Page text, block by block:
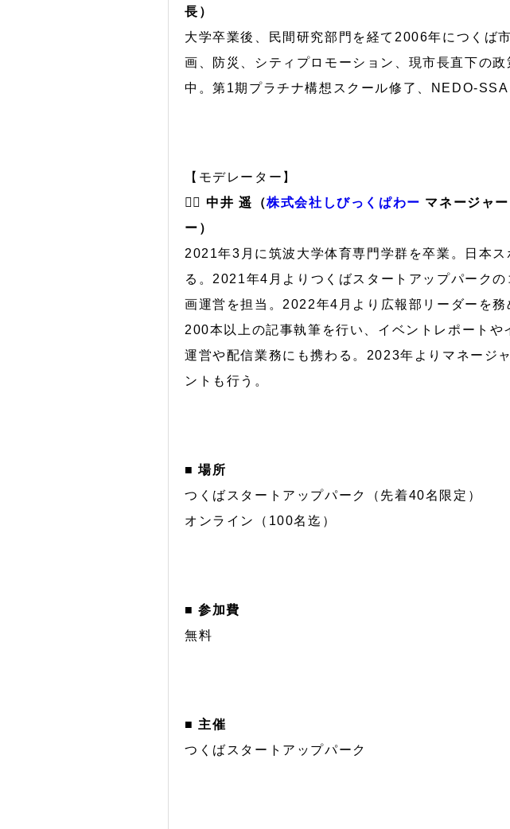
長）
大学卒業後、民間研究部門を経て2006年につくば
画、防災、シティプロモーション、現市長直下の
中。第1期プラチナ構想スクール修了、NEDO-
【モデレーター】
🙋‍♀️中井 遥（株式会社しびっくぱわー マネージャ
ー）
2021年3月に筑波大学体育専門学群を卒業。日本
る。2021年4月よりつくばスタートアップパーク
画運営を担当。2022年4月より広報部リーダーを
200本以上の記事執筆を行い、イベントレポート
運営や配信業務にも携わる。2023年よりマネージ
ントも行う。
■ 場所
つくばスタートアップパーク（先着40名限定）
オンライン（100名迄）
■ 参加費
無料
■ 主催
つくばスタートアップパーク